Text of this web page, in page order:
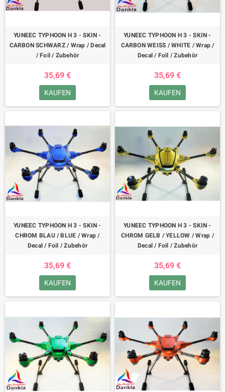
YUNEEC TYPHOON H 3 - SKIN -
CARBON SCHWARZ / Wrap / Decal
/ Foil / Zubehör
35,69 €
KAUFEN
YUNEEC TYPHOON H 3 - SKIN -
CARBON WEISS / WHITE / Wrap /
Decal / Foil / Zubehör
35,69 €
KAUFEN
YUNEEC TYPHOON H 3 - SKIN -
CHROM BLAU / BLUE / Wrap /
Decal / Foil / Zubehör
35,69 €
KAUFEN
YUNEEC TYPHOON H 3 - SKIN -
CHROM GELB / YELLOW / Wrap /
Decal / Foil / Zubehör
35,69 €
KAUFEN